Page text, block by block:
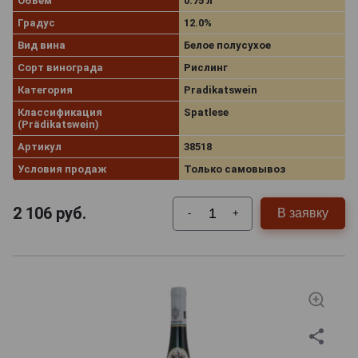
Градус
12.0%
Вид вина
Белое полусухое
Сорт винограда
Рислинг
Категория
Pradikatswein
Классификация
(Prädikatswein)
Spatlese
Артикул
38518
Условия продаж
Только самовывоз
2 106 руб. - + В заявку